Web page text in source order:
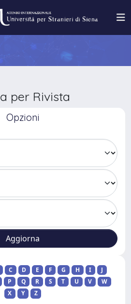
per Rivista
Opzioni
C D E F G H I
J
P Q R S T U V
W
X
Y Z